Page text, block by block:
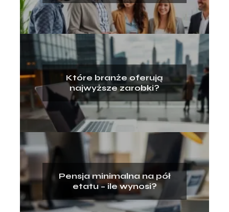
Które branże oferują
najwyższe zarobki?
Pensja minimalna na pół
etatu – ile wynosi?